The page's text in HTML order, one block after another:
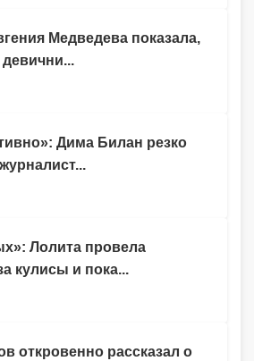
откровенно рассказал о
Медведева показала,
Дима Билан резко
Лолита провела
кулисы и пока...